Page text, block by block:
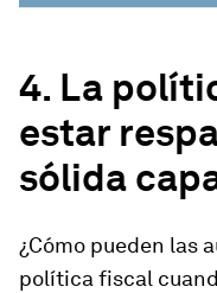
4. La
estar
sólida
¿Cómo pueden las
política fiscal